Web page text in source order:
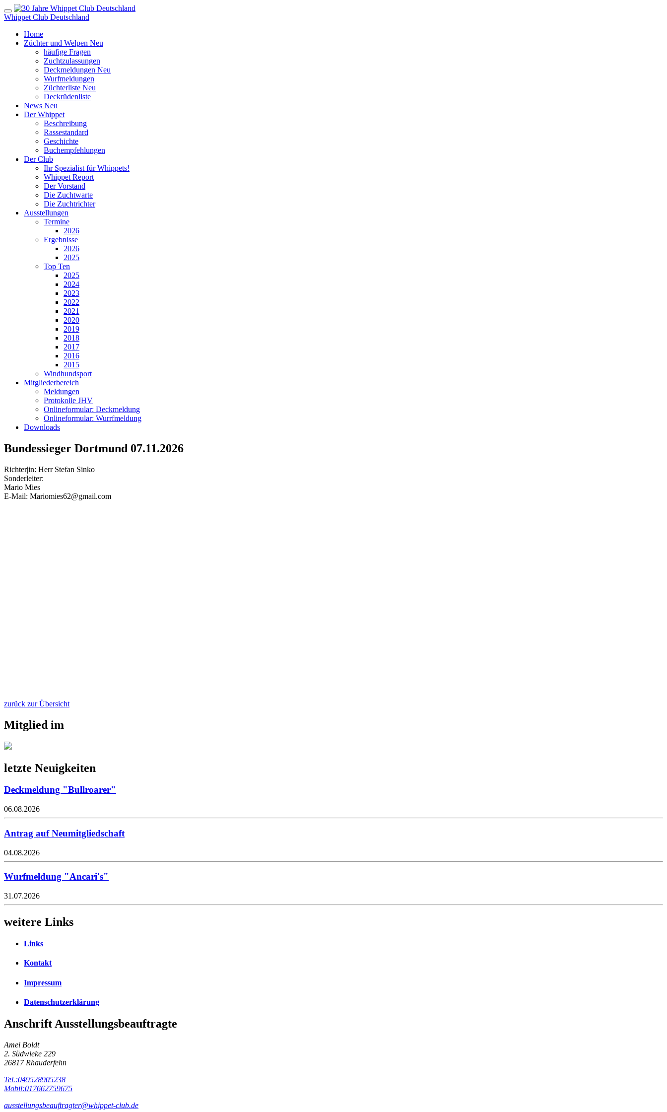
Whippet Club Deutschland
Home
Züchter und Welpen Neu
häufige Fragen
Zuchtzulassungen
Deckmeldungen Neu
Wurfmeldungen
Züchterliste Neu
Deckrüdenliste
News Neu
Der Whippet
Beschreibung
Rassestandard
Geschichte
Buchempfehlungen
Der Club
Ihr Spezialist für Whippets!
Whippet Report
Der Vorstand
Die Zuchtwarte
Die Zuchtrichter
Ausstellungen
Termine
2026
Ergebnisse
2026
2025
Top Ten
2025
2024
2023
2022
2021
2020
2019
2018
2017
2016
2015
Windhundsport
Mitgliederbereich
Meldungen
Protokolle JHV
Onlineformular: Deckmeldung
Onlineformular: Wurrfmeldung
Downloads
Bundessieger Dortmund 07.11.2026
Richter|in: Herr Stefan Sinko
Sonderleiter:
Mario Mies
E-Mail: Mariomies62@gmail.com
zurück zur Übersicht
Mitglied im
letzte Neuigkeiten
Deckmeldung "Bullroarer"
06.08.2026
Antrag auf Neumitgliedschaft
04.08.2026
Wurfmeldung "Ancari's"
31.07.2026
weitere Links
Links
Kontakt
Impressum
Datenschutzerklärung
Anschrift Ausstellungsbeauftragte
Amei Boldt
2. Südwieke 229
26817 Rhauderfehn
Tel.:049528905238
Mobil:017662759675
ausstellungsbeauftragter@whippet-club.de